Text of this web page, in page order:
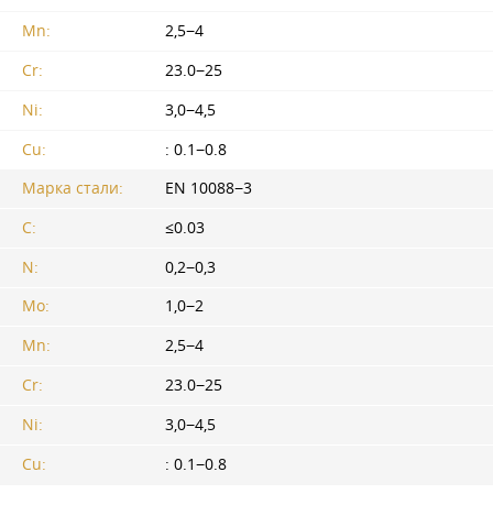
Mn:
2,5−4
Cr:
23.0−25
Ni:
3,0−4,5
Cu:
: 0.1−0.8
Марка стали:
EN 10088−3
С:
≤0.03
N:
0,2−0,3
Mo:
1,0−2
Mn:
2,5−4
Cr:
23.0−25
Ni:
3,0−4,5
Cu:
: 0.1−0.8